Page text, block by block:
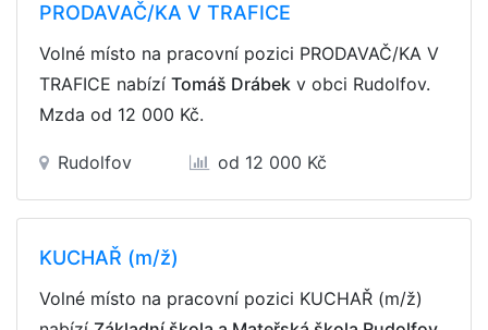
PRODAVAČ/KA V TRAFICE
Volné místo na pracovní pozici PRODAVAČ/KA V
TRAFICE nabízí Tomáš Drábek v obci Rudolfov.
Mzda od 12 000 Kč.
Rudolfov od 12 000 Kč
KUCHAŘ (m/ž)
Volné místo na pracovní pozici KUCHAŘ (m/ž)